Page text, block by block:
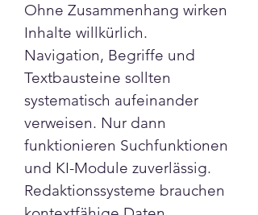
Ohne Zusammenhang wirken
Inhalte willkürlich.
Navigation, Begriffe und
Textbausteine sollten
systematisch aufeinander
verweisen. Nur dann
funktionieren Suchfunktionen
und KI-Module zuverlässig.
Redaktionssysteme brauchen